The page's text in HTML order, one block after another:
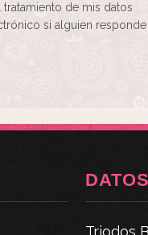
de mis datos
si alguien responde
Triodos